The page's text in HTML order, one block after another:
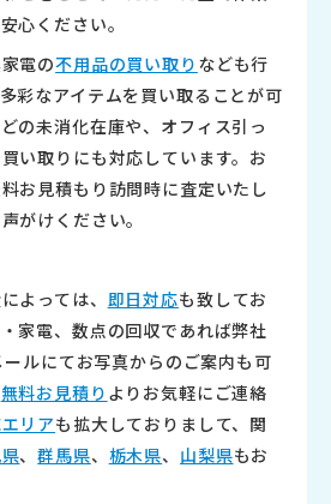
心ください。
電の不用品の買い取り なども行
彩なアイテムを買い取ることが可
の未消化在庫や、オフィス引っ
い取りにも対応しています。お
お見積もり訪問時に査定いたし
がけください。
よっては、 即日対応も致してお
家電、数点の回収であれば弊社
ルにてお写真からのご案内も可
無料お見積り よりお気軽にご連絡
リアも拡大しておりまして、関
、群馬県、 栃木県、 山梨県もお